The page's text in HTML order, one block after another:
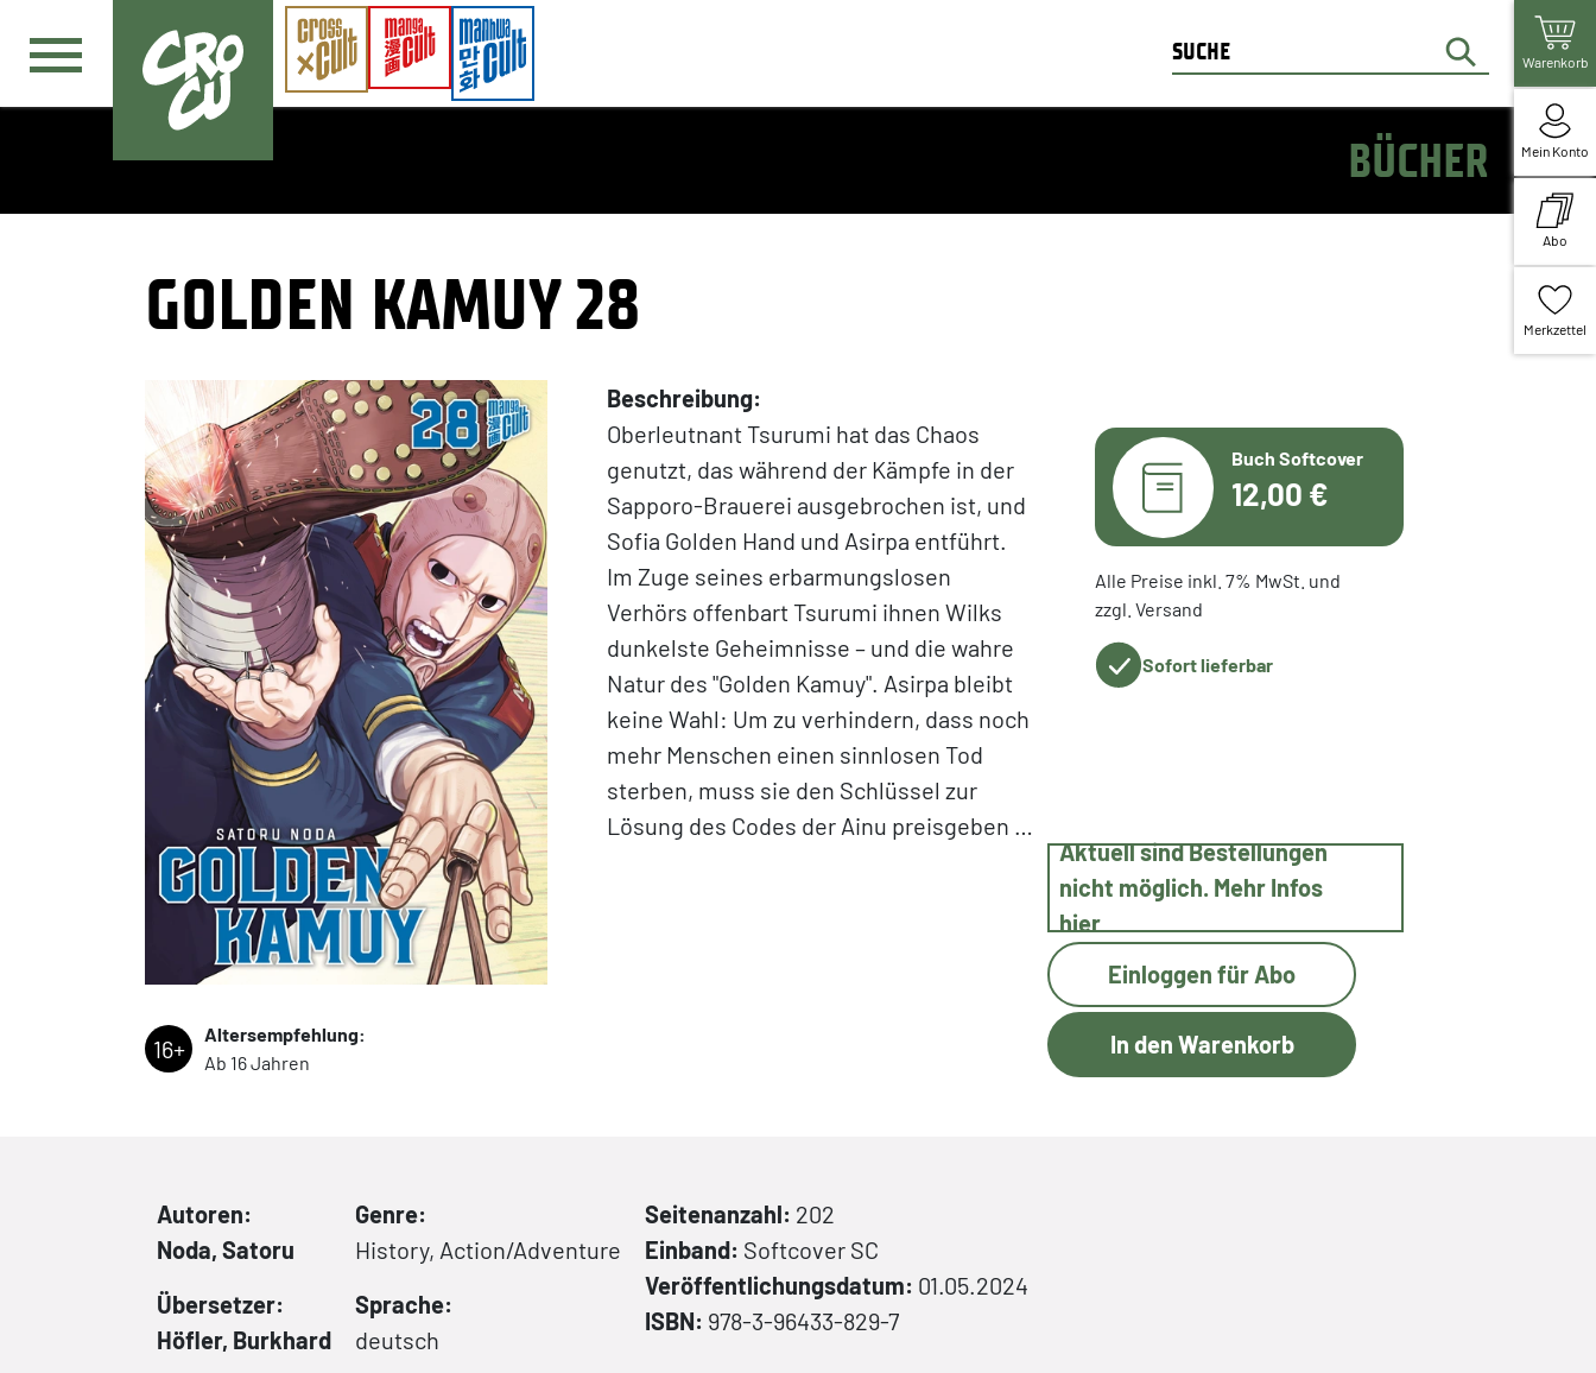
Warenkorb
Mein Konto
Abo
Merkzettel
BÜCHER
GOLDEN KAMUY 28
16+
Altersempfehlung:
Ab 16 Jahren
Beschreibung:
Oberleutnant Tsurumi hat das Chaos
genutzt, das während der Kämpfe in der
Sapporo-Brauerei ausgebrochen ist, und
Sofia Golden Hand und Asirpa entführt.
Im Zuge seines erbarmungslosen
Verhörs offenbart Tsurumi ihnen Wilks
dunkelste Geheimnisse – und die wahre
Natur des "Golden Kamuy". Asirpa bleibt
keine Wahl: Um zu verhindern, dass noch
mehr Menschen einen sinnlosen Tod
sterben, muss sie den Schlüssel zur
Lösung des Codes der Ainu preisgeben …
Buch Softcover
12,00 €
Alle Preise inkl. 7% MwSt. und
zzgl. Versand
Sofort lieferbar
Aktuell sind Bestellungen
nicht möglich. Mehr Infos
hier
Einloggen für Abo
Autoren:
Noda, Satoru
Übersetzer:
Höfler, Burkhard
Genre:
History, Action/Adventure
Sprache:
deutsch
Seitenanzahl: 202
Einband: Softcover SC
Veröffentlichungsdatum: 01.05.2024
ISBN: 978-3-96433-829-7